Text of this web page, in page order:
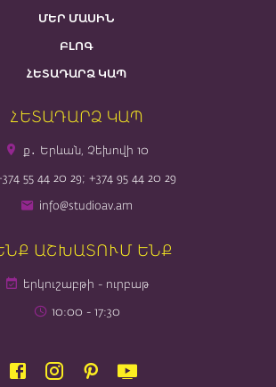
ՄԵՐ ՄԱՍԻՆ
ԲԼՈԳ
ՀԵՏԱԴԱՐՁ ԿԱՊ
ՀԵՏԱԴԱՐՁ ԿԱՊ
ք․ Երևան, Չեխովի 10
55 44 20 29; +374 95 44 20 29
info@studioav.am
ԱՇԽԱՏՈՒՄ ԵՆՔ
երկուշաբթի - ուրբաթ
10։00 - 17։30